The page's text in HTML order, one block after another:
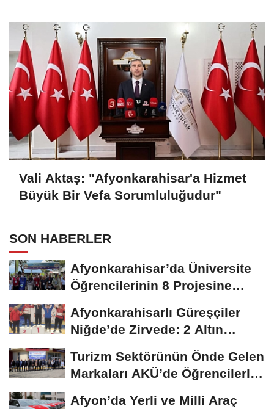
Vali Aktaş: "Afyonkarahisar'a Hizmet
Büyük Bir Vefa Sorumluluğudur"
SON HABERLER
Afyonkarahisar’da Üniversite
Öğrencilerinin 8 Projesine
Afyonkarahisarlı Güreşçiler
Niğde’de Zirvede: 2 Altın
Turizm Sektörünün Önde Gelen
Markaları AKÜ’de Öğrencilerle
Afyon’da Yerli ve Milli Araç